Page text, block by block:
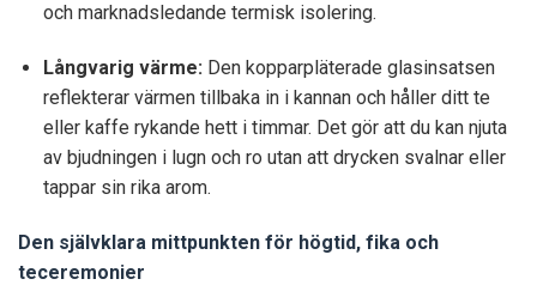
och marknadsledande termisk isolering.
Långvarig värme:Den kopparpläterade glasinsatsen
reflekterar värmen tillbaka in i kannan och håller ditt te
eller kaffe rykande hett i timmar. Det gör att du kan njuta
av bjudningen i lugn och ro utan att drycken svalnar eller
tappar sin rika arom.
Den självklara mittpunkten för högtid, fika och
teceremonier